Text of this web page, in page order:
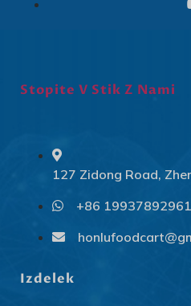
Stopite V Stik Z Nami
127 Zidong Road,
+86 19937892961
Izdelek